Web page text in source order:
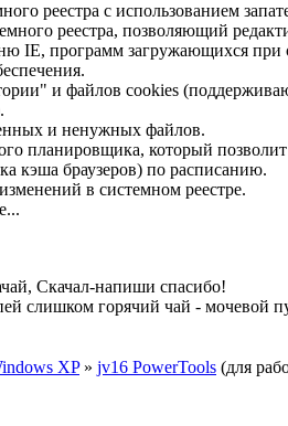
реестра с использованием
реестра, позволяющий
IE, программ загружающихся при
и файлов cookies
и ненужных файлов.
планировщика, который
кэша браузеров) по расписанию.
в системном реестре.
Скачал-напиши спасибо!
слишком горячий чай - мочевой
XP » jv16 PowerTools (для